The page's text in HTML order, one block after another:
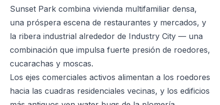
Sunset Park combina vivienda multifamiliar densa,
una próspera escena de restaurantes y mercados, y
la ribera industrial alrededor de Industry City — una
combinación que impulsa fuerte presión de roedores,
cucarachas y moscas.
Los ejes comerciales activos alimentan a los roedores
hacia las cuadras residenciales vecinas, y los edificios